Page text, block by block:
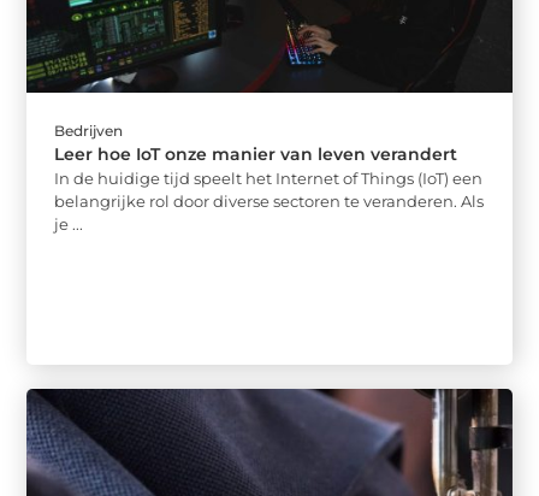
Bedrijven
Leer hoe IoT onze manier van leven verandert
In de huidige tijd speelt het Internet of Things (IoT) een
belangrijke rol door diverse sectoren te veranderen. Als
je ...